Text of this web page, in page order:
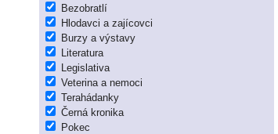
Bezobratlí
Hlodavci a zajícovci
Burzy a výstavy
Literatura
Legislativa
Veterina a nemoci
Terahádanky
Černá kronika
Pokec